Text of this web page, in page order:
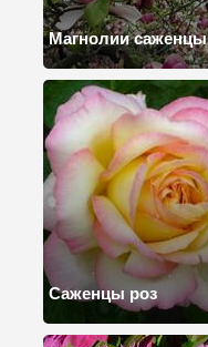
Магнолии саженцы
Саженцы роз